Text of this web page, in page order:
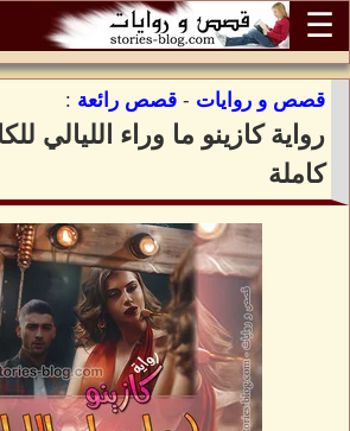
☰
قصص و روايات - قصص رائعة :
رواية كازينو ما وراء الليالي
كاملة